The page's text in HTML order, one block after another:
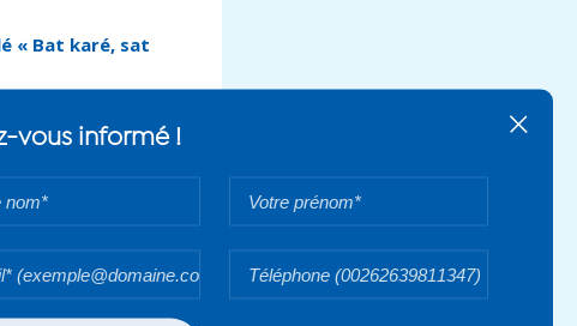
« Bat karé, sat
intitulé « Ti